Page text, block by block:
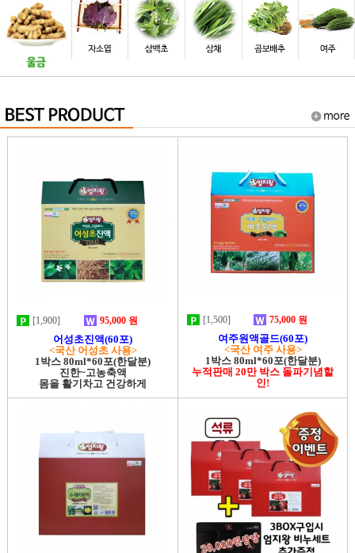
[1,900] 95,000 원
어성초진액(60포)
<국산 어성초 사용>
1박스 80ml*60포(한달분)
진한~고농축액
몸을 활기차고 건강하게
[1,500] 75,000 원
여주원액골드(60포)
<국산 여주 사용>
1박스 80ml*60포(한달분)
누적판매 20만 박스 돌파기념할
인!